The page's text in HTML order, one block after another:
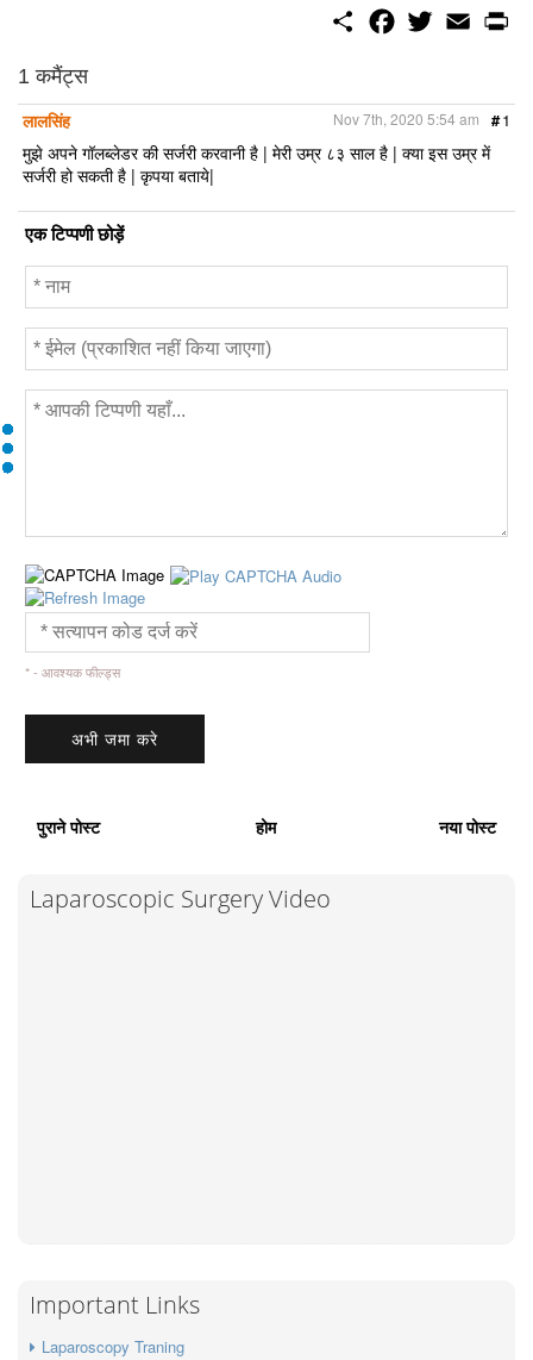
S
o
o
k
w
e
r
E
m
1 कमैंट्स
लालसिंह
#1
Nov 7th, 2020 5:54 am
मुझे अपने गॉलब्लेडर की सर्जरी करवानी है | मेरी उम्र ८३ साल है | क्या इस उम्र में
सर्जरी हो सकती है | कृपया बताये|
एक टिप्पणी छोड़ें
* - आवश्यक फील्ड्स
पुराने पोस्ट होम नया पोस्ट
Laparoscopic Surgery Video
Important Links
Laparoscopy Traning